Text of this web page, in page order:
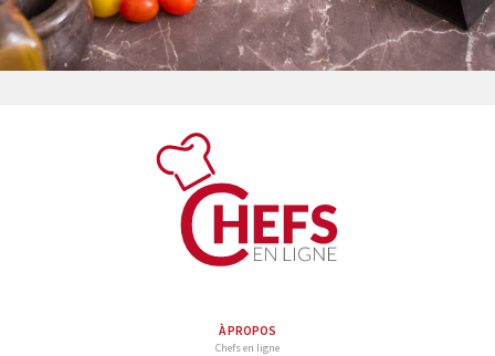
À PROPOS
Chefs en ligne